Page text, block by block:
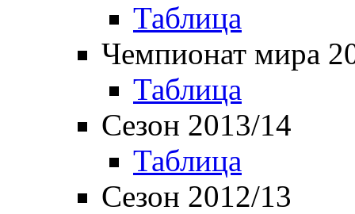
Таблица
Чемпионат мира
Таблица
Сезон 2013/14
Таблица
Сезон 2012/13